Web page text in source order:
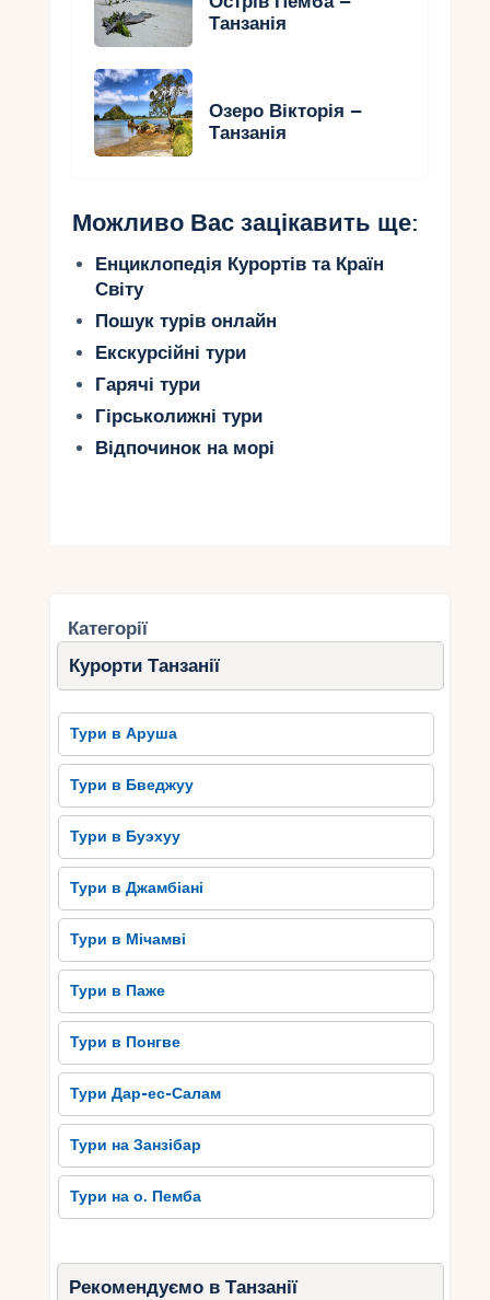
Танзанія
Озеро Вікторія –
Танзанія
Можливо Вас зацікавить ще:
Енциклопедія Курортів та Країн
Світу
Пошук турів онлайн
Екскурсійні тури
Гарячі тури
Гірськолижні тури
Відпочинок на морі
Категорії
Курорти Танзанії
Тури в Аруша
Тури в Бведжуу
Тури в Буэхуу
Тури в Джамбіані
Тури в Мічамві
Тури в Паже
Тури в Понгве
Тури Дар-ес-Салам
Тури на Занзібар
Тури на о. Пемба
Рекомендуємо в Танзанії